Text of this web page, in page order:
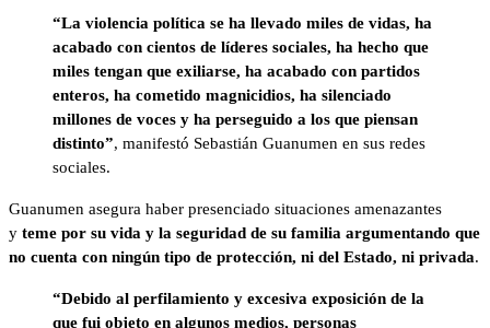
“La violencia política se ha llevado miles de vidas, ha
acabado con cientos de líderes sociales, ha hecho que
miles tengan que exiliarse, ha acabado con partidos
enteros, ha cometido magnicidios, ha silenciado
millones de voces y ha perseguido a los que piensan
distinto”, manifestó Sebastián Guanumen en sus redes
sociales.
Guanumen asegura haber presenciado situaciones amenazantes
y teme por su vida y la seguridad de su familia argumentando que
no cuenta con ningún tipo de protección, ni del Estado, ni privada.
“Debido al perfilamiento y excesiva exposición de la
que fui objeto en algunos medios, personas